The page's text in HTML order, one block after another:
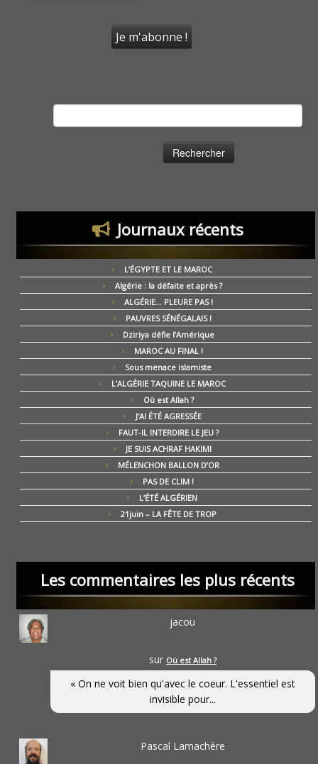
Journaux récents
L’ÉGYPTE ET LE MAROC
Algérie : la défaite et après ?
ALGÉRIE… PLEURE PAS !
PAUVRES SÉNÉGALAIS !
Dziriya défie l’Amérique
MAROC AU FINAL !
Sous menace islamiste
L’ALGÉRIE TAQUINE LE MAROC
Où est Allah ?
J’AI ÉTÉ AGRESSÉE
FAUT-IL INTERDIRE LE JEU ?
JE SUIS ACHRAF HAKIMI
MÉLENCHON BALLON D’OR
PAS DE CLIM !
L’ÉTÉ ALGÉRIEN
21juin – LA FÊTE DE TROP
Les commentaires les plus récents
jacou
sur Où est Allah ?
« On ne voit bien qu'avec le coeur. L'essentiel est
invisible pour...
Pascal Lamachère